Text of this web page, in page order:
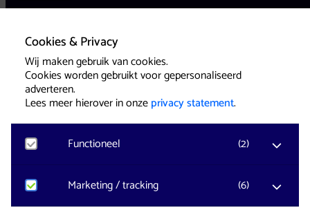
Cookies & Privacy
Wij maken gebruik van cookies.
Cookies worden gebruikt voor gepersonaliseerd
adverteren.
Lees meer hierover in onzeprivacy statement.
Functioneel (2)
Noodzakelijk
Voor het functioneren van de website en het
Marketing / tracking (6)
Voorwaarden CookiesPers
Website & Identity byEagerly